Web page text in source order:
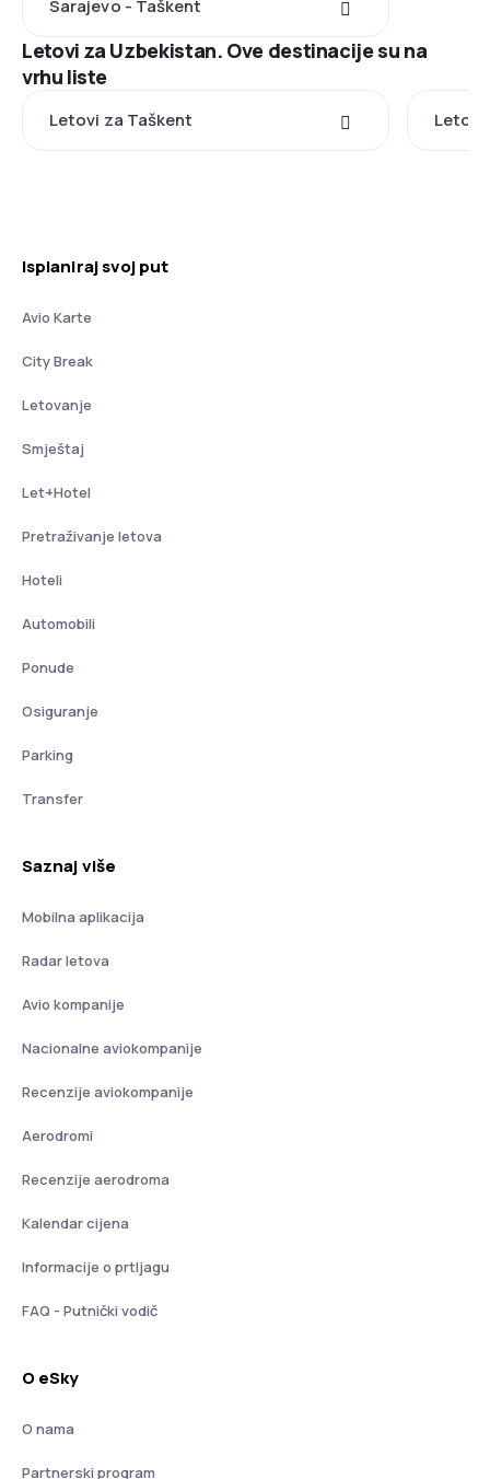
Sarajevo - Taškent
Letovi za Uzbekistan. Ove destinacije su na
vrhu liste
Letovi za Taškent Letovi
Isplaniraj svoj put
Avio Karte
City Break
Letovanje
Smještaj
Let+Hotel
Pretraživanje letova
Hoteli
Automobili
Ponude
Osiguranje
Parking
Transfer
Saznaj više
Mobilna aplikacija
Radar letova
Avio kompanije
Nacionalne aviokompanije
Recenzije aviokompanije
Aerodromi
Recenzije aerodroma
Kalendar cijena
Informacije o prtljagu
FAQ - Putnički vodič
O eSky
O nama
Partnerski program